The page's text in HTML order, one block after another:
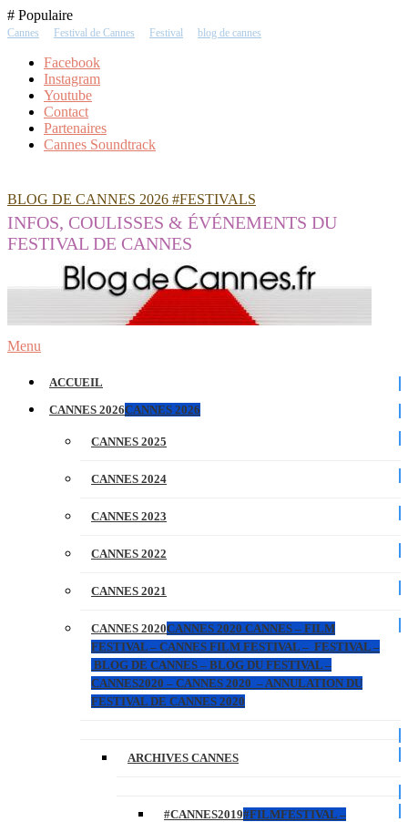
Skip
To
# Populaire
Cannes Festival de Cannes Festival blog de cannes
Facebook
Instagram
Youtube
Contact
Partenaires
Cannes Soundtrack
BLOG DE CANNES 2026 #FESTIVALS
INFOS, COULISSES & ÉVÉNEMENTS DU
FESTIVAL DE CANNES
Menu
ACCUEIL
CANNES 2026CANNES 2026
CANNES 2025
CANNES 2024
CANNES 2023
CANNES 2022
CANNES 2021
CANNES 2020CANNES 2020 CANNES – FILM
FESTIVAL – CANNES FILM FESTIVAL – FESTIVAL –
BLOG DE CANNES – BLOG DU FESTIVAL –
CANNES2020 – CANNES 2020 – ANNULATION DU
FESTIVAL DE CANNES 2020
ARCHIVES CANNES
#CANNES2019#FILMFESTIVAL –